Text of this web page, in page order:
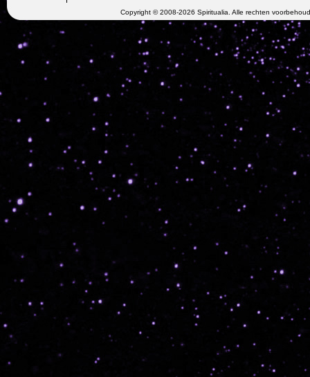
Copyright © 2008-2026 Spiritualia. Alle rechten